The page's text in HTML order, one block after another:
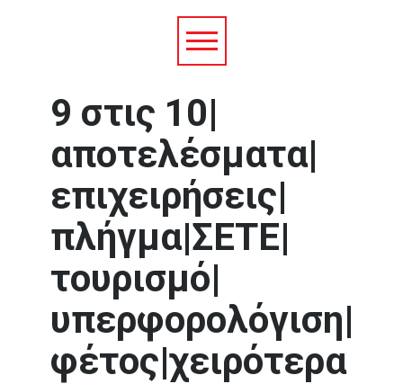
9 στις 10|
αποτελέσματα|
επιχειρήσεις|
πλήγμα|ΣΕΤΕ|
τουρισμό|
υπερφορολόγιση|
φέτος|χειρότερα